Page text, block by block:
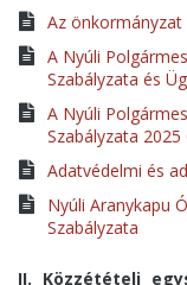
Az
A Nyúli
Szabályzata és
A Nyúli
Szabályzata 2025
Adatvédelmi és
Nyúli Aranykapu
Szabályzata
II. Közzétételi